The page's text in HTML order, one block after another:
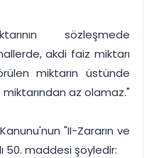
sözleşmede
akdi faiz miktarı
miktarın üstünde
az olamaz."
"II-Zararın ve
50. maddesi şöyledir: